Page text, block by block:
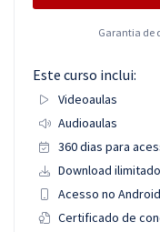
Garantia de
Este curso inclui:
Videoaulas
Audioaulas
360 dias para
Download
Acesso no
Certificado de